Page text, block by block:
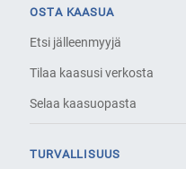
OSTA KAASUA
Etsi jälleenmyyjä
Tilaa kaasusi verkosta
Selaa kaasuopasta
TURVALLISUUS